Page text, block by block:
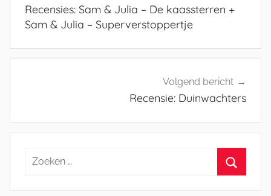
Recensies: Sam & Julia – De kaassterren +
Sam & Julia – Superverstoppertje
Volgend bericht
Recensie: Duinwachters
Zoeken